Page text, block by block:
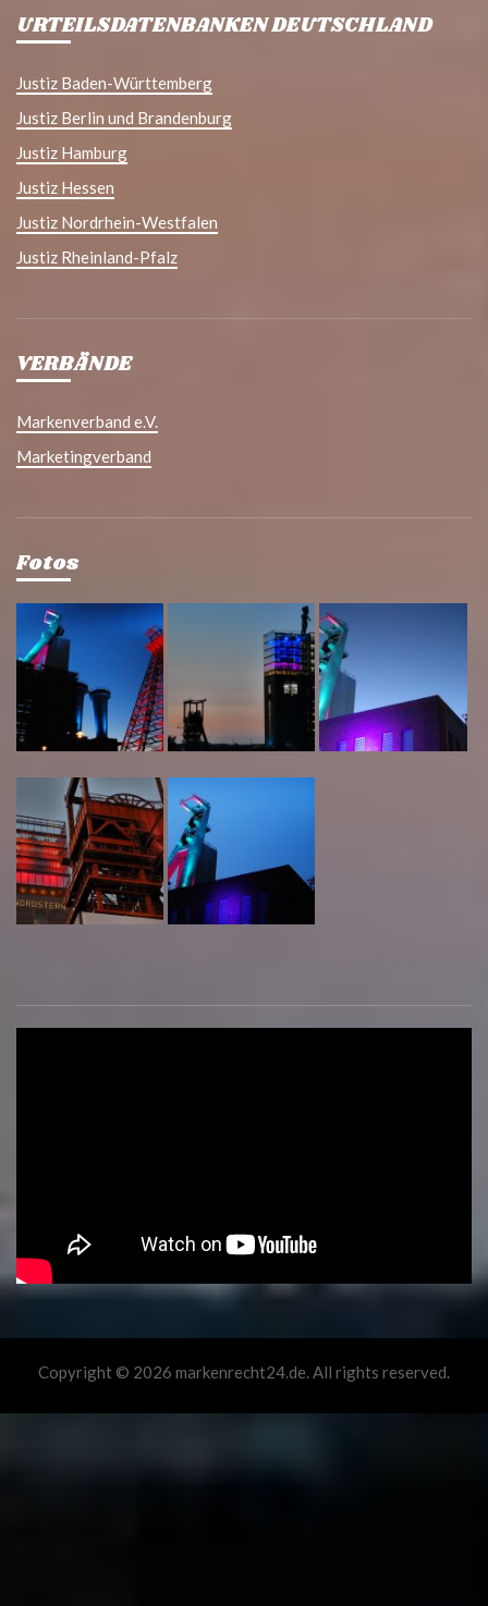
URTEILSDATENBANKEN DEUTSCHLAND
Justiz Baden-Württemberg
Justiz Berlin und Brandenburg
Justiz Hamburg
Justiz Hessen
Justiz Nordrhein-Westfalen
Justiz Rheinland-Pfalz
VERBÄNDE
Markenverband e.V.
Marketingverband
Fotos
Copyright © 2026 markenrecht24.de. All rights reserved.